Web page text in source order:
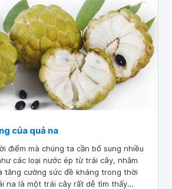
của quả na
điểm mà chúng ta cần bổ sung nhiều
các loại nước ép từ trái cây, nhằm
tăng cường sức đề kháng trong thời
na là một trái cây rất dễ tìm thấy